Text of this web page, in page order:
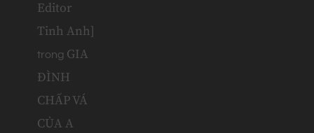
Editor
Tinh Anh]
trong GIA
ĐÌNH
CHẤP VÁ
CỦA A